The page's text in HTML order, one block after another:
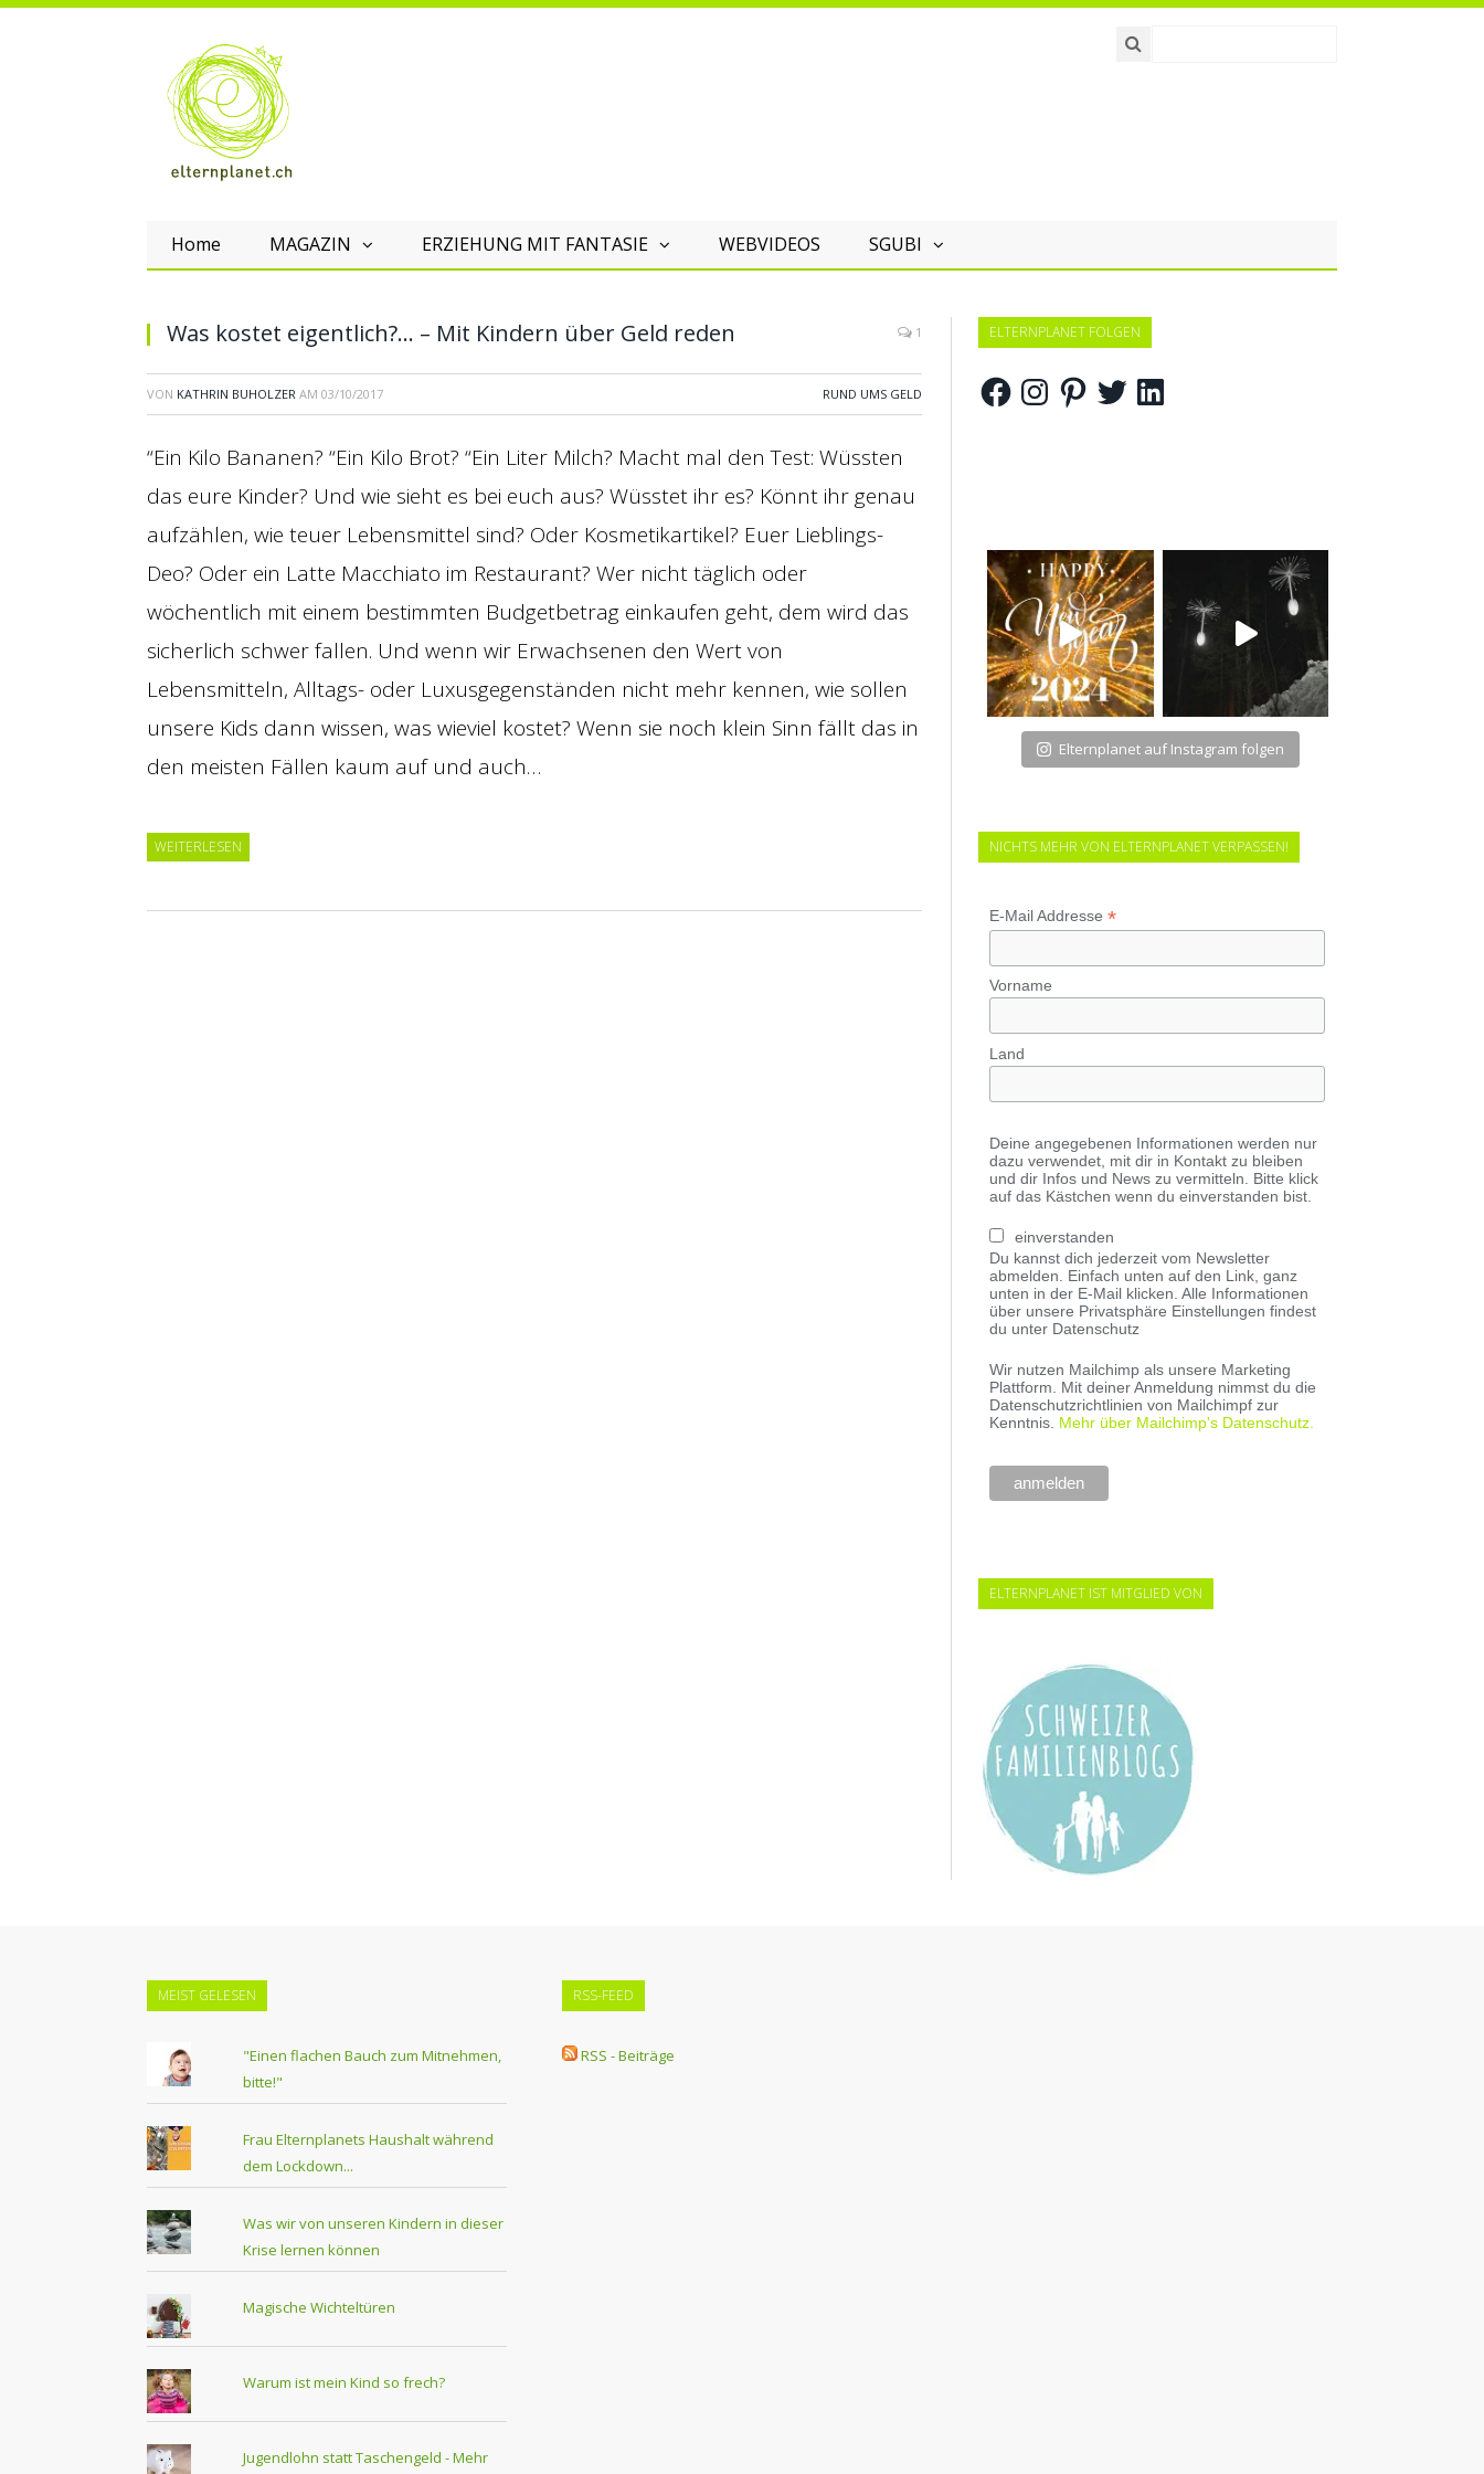
Home MAGAZIN ERZIEHUNG MIT FANTASIE WEBVIDEOS SGUBI
Was kostet eigentlich?… – Mit Kindern über Geld reden 1
VON KATHRIN BUHOLZER AM 03/10/2017 RUND UMS GELD
“Ein Kilo Bananen? “Ein Kilo Brot? “Ein Liter Milch? Macht mal den Test: Wüssten
das eure Kinder? Und wie sieht es bei euch aus? Wüsstet ihr es? Könnt ihr genau
aufzählen, wie teuer Lebensmittel sind? Oder Kosmetikartikel? Euer Lieblings-
Deo? Oder ein Latte Macchiato im Restaurant? Wer nicht täglich oder
wöchentlich mit einem bestimmten Budgetbetrag einkaufen geht, dem wird das
sicherlich schwer fallen. Und wenn wir Erwachsenen den Wert von
Lebensmitteln, Alltags- oder Luxusgegenständen nicht mehr kennen, wie sollen
unsere Kids dann wissen, was wieviel kostet? Wenn sie noch klein Sinn fällt das in
den meisten Fällen kaum auf und auch…
WEITERLESEN
ELTERNPLANET FOLGEN
FacebookInstagramPinterestTwitterLinkedIn
Elternplanet auf Instagram folgen
NICHTS MEHR VON ELTERNPLANET VERPASSEN!
E-Mail Addresse *
Vorname
Land
Deine angegebenen Informationen werden nur
dazu verwendet, mit dir in Kontakt zu bleiben
und dir Infos und News zu vermitteln. Bitte klick
auf das Kästchen wenn du einverstanden bist.
einverstanden
Du kannst dich jederzeit vom Newsletter
abmelden. Einfach unten auf den Link, ganz
unten in der E-Mail klicken. Alle Informationen
über unsere Privatsphäre Einstellungen findest
du unter Datenschutz
Wir nutzen Mailchimp als unsere Marketing
Plattform. Mit deiner Anmeldung nimmst du die
Datenschutzrichtlinien von Mailchimpf zur
Kenntnis. Mehr über Mailchimp's Datenschutz.
ELTERNPLANET IST MITGLIED VON
MEIST GELESEN
"Einen flachen Bauch zum Mitnehmen,
bitte!"
Frau Elternplanets Haushalt während
dem Lockdown...
Was wir von unseren Kindern in dieser
Krise lernen können
Magische Wichteltüren
Warum ist mein Kind so frech?
Jugendlohn statt Taschengeld - Mehr
RSS-FEED
RSS - Beiträge